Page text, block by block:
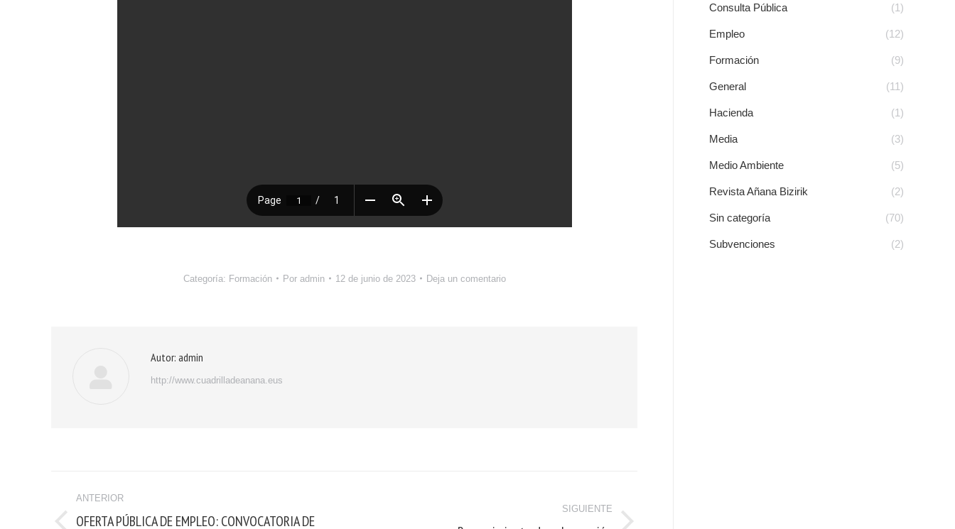
Categoría: Formación Por admin 12 de junio de 2023 Deja un comentario
Autor: admin
http://www.cuadrilladeanana.eus
ANTERIOR
OFERTA PÚBLICA DE EMPLEO: CONVOCATORIA DE
SIGUIENTE
Consulta Pública (1)
Empleo (12)
Formación (9)
General (11)
Hacienda (1)
Media (3)
Medio Ambiente (5)
Revista Añana Bizirik (2)
Sin categoría (70)
Subvenciones (2)